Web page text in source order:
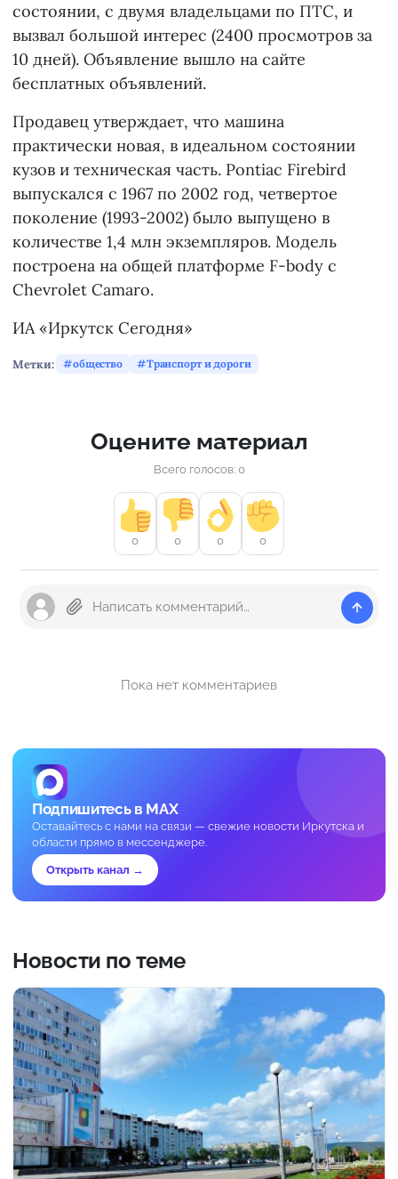
состоянии, с двумя владельцами по ПТС, и
вызвал большой интерес (2400 просмотров за
10 дней). Объявление вышло на сайте
бесплатных объявлений.
Продавец утверждает, что машина
практически новая, в идеальном состоянии
кузов и техническая часть. Pontiac Firebird
выпускался с 1967 по 2002 год, четвертое
поколение (1993-2002) было выпущено в
количестве 1,4 млн экземпляров. Модель
построена на общей платформе F-body с
Chevrolet Camaro.
ИА «Иркутск Сегодня»
Метки: общество Транспорт и дороги
Оцените материал
Всего голосов: 0
0 0 0 0
Пока нет комментариев
Подпишитесь в MAX
Оставайтесь с нами на связи — свежие новости Иркутска и
области прямо в мессенджере.
Открыть канал →
Новости по теме